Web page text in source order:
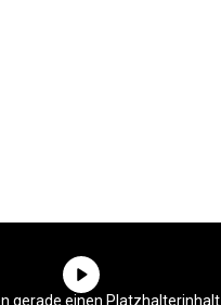
gerade einen Platzhalterinhalt